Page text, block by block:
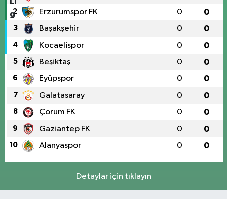
2 Erzurumspor FK 0 0
3 Başakşehir 0 0
4 Kocaelispor 0 0
5 Beşiktaş 0 0
6 Eyüpspor 0 0
7 Galatasaray 0 0
8 Çorum FK 0 0
9 Gaziantep FK 0 0
10 Alanyaspor 0 0
Detaylar için tıklayın